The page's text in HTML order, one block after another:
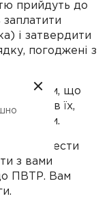
прийдуть до
і затвердити
погоджені з
з тим, що
підписав їх,
роботи.
— провести
з вами
ПВТР. Вам